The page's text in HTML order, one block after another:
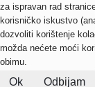
za ispravan rad
korisničko iskustvo
dozvoliti korištenje
možda nećete moći
obimu.
Ok Odbijam